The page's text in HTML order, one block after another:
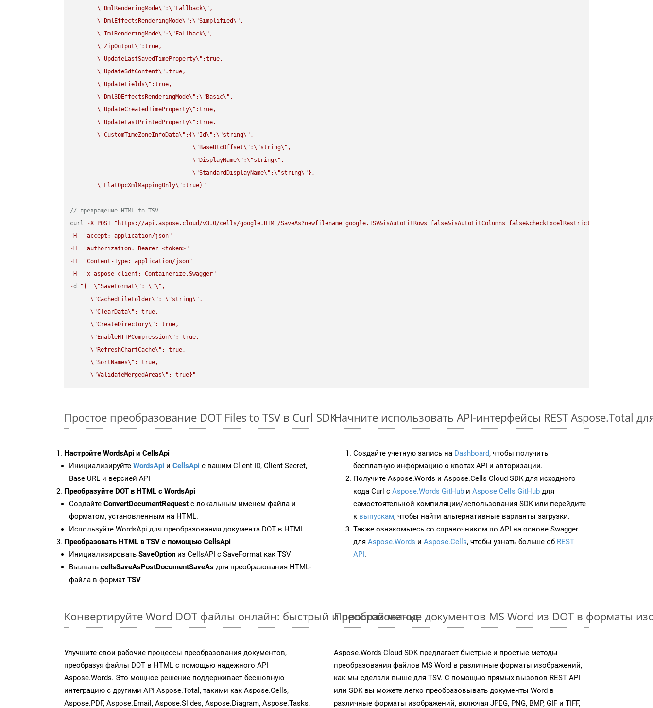
\" DmlRenderingMode\" :\" Fallback\" ,
\" DmlEffectsRenderingMode\" :\"Simplified\" ,
\"ImlRenderingMode\" :\" Fallback\" ,
\"ZipOutput\" :true,
\"UpdateLastSavedTimeProperty\" :true,
\"UpdateSdtContent\" :true,
\"UpdateFields\" :true,
\" Dml3DEffectsRenderingMode\" :\" Basic\" ,
\"UpdateCreatedTimeProperty\" :true,
\"UpdateLastPrintedProperty\" :true,
\"CustomTimeZoneInfoData\" :{\"Id\" :\"string\" ,
\" BaseUtcOffset\" :\"string\" ,
\" DisplayName\" :\"string\" ,
\"StandardDisplayName\" :\"string\" },
\" FlatOpcXmlMappingOnly\" :true}"
// превращение HTML to TSV
curl
-X POST
"https://api.aspose.cloud/v3.0/cells/google.HTML/SaveAs?newfilename=google.TSV&isAutoFitRows=false&isAutoFitColumns=false&checkExcelRestriction=true"
- H
"accept: application/json"
- H
"authorization: Bearer <token>"
- H
"Content-Type: application/json"
- H
"x-aspose-client: Containerize.Swagger"
-d "{ \"SaveFormat\" : \"\" ,
\"CachedFileFolder\" : \"string\" ,
\"ClearData\" : true,
\"CreateDirectory\" : true,
\" EnableHTTPCompression\" : true,
\" RefreshChartCache\" : true,
\"SortNames\" : true,
\"ValidateMergedAreas\" : true}"
Простое преобразование DOT Files to TSV в Curl SDK
Настройте WordsApi и CellsApi
Инициализируйте WordsApi и CellsApi с вашим Client ID, Client Secret,
Base URL и версией API
Преобразуйте DOT в HTML с WordsApi
Создайте ConvertDocumentRequest с локальным именем файла и
форматом, установленным на HTML.
Используйте WordsApi для преобразования документа DOT в HTML.
Преобразовать HTML в TSV с помощью CellsApi
Инициализировать SaveOption из CellsAPI с SaveFormat как TSV
Вызвать cellsSaveAsPostDocumentSaveAs для преобразования HTML-
файла в формат TSV
Начните использовать API-интерфейсы REST Aspose.Total
Создайте учетную запись на Dashboard, чтобы получить
бесплатную информацию о квотах API и авторизации.
Получите Aspose.Words и Aspose.Cells Cloud SDK для исходного
кода Curl с Aspose.Words GitHub и Aspose.Cells GitHub для
самостоятельной компиляции/использования SDK или перейдите
к выпускам, чтобы найти альтернативные варианты загрузки.
Также ознакомьтесь со справочником по API на основе Swagger
для Aspose.Words и Aspose.Cells, чтобы узнать больше об REST
API.
Конвертируйте Word DOT файлы онлайн: быстрый и простой метод
Улучшите свои рабочие процессы преобразования документов,
преобразуя файлы DOT в HTML с помощью надежного API
Aspose.Words. Это мощное решение поддерживает бесшовную
интеграцию с другими API Aspose.Total, такими как Aspose.Cells,
Aspose.PDF, Aspose.Email, Aspose.Slides, Aspose.Diagram, Aspose.Tasks,
Преобразование документов MS Word из DOT в форматы
Aspose.Words Cloud SDK предлагает быстрые и простые методы
преобразования файлов MS Word в различные форматы изображений,
как мы сделали выше для TSV. С помощью прямых вызовов REST API
или SDK вы можете легко преобразовывать документы Word в
различные форматы изображений, включая JPEG, PNG, BMP, GIF и TIFF,